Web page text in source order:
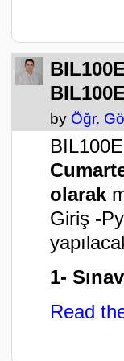
by Öğr.
olarak
Giriş -
1-
Read